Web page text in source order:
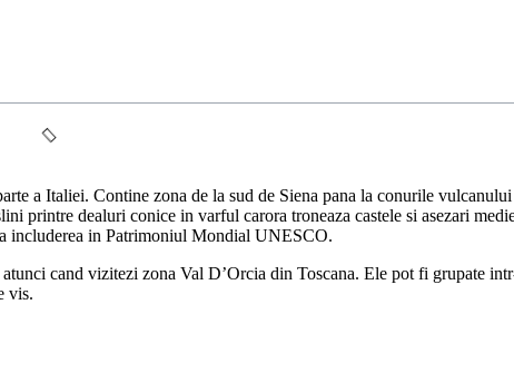
a Italiei. Contine zona de la sud de Siena pana la conurile
printre dealuri conice in varful carora troneaza castele si asezari
includerea in Patrimoniul Mondial UNESCO.
cand vizitezi zona Val D’Orcia din Toscana. Ele pot fi grupate
vis.